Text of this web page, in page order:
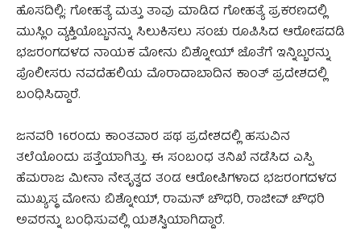
ಹೊಸದಿಲ್ಲಿ: ಗೋಹತ್ಯೆ ಮತ್ತು ತಾವು ಮಾಡಿದ ಗೋಹತ್ಯೆ ಪ್ರಕರಣದಲ್ಲಿ
ಮುಸ್ಲಿಂ ವ್ಯಕ್ತಿಯೊಬ್ಬನನ್ನು ಸಿಲುಕಿಸಲು ಸಂಚು ರೂಪಿಸಿದ ಆರೋಪದಡಿ
ಭಜರಂಗದಳದ ನಾಯಕ ಮೋನು ಬಿಶ್ನೋಯ್ ಜೊತೆಗೆ ಇನ್ನಿಬ್ಬರನ್ನು
ಪೊಲೀಸರು ನವದೆಹಲಿಯ ಮೊರಾದಾಬಾದಿನ ಕಾಂತ್ ಪ್ರದೇಶದಲ್ಲಿ
ಬಂಧಿಸಿದ್ದಾರೆ.
ಜನವರಿ 16ರಂದು ಕಾಂತವಾರ ಪಥ ಪ್ರದೇಶದಲ್ಲಿ ಹಸುವಿನ
ತಲೆಯೊಂದು ಪತ್ತೆಯಾಗಿತ್ತು. ಈ ಸಂಬಂಧ ತನಿಖೆ ನಡೆಸಿದ ಎಸ್ಪಿ
ಹೆಮರಾಜ ಮೀನಾ ನೇತೃತ್ವದ ತಂಡ ಆರೋಪಿಗಳಾದ ಭಜರಂಗದಳದ
ಮುಖ್ಯಸ್ಥ ಮೋನು ಬಿಶ್ನೋಯ್, ರಾಮನ್ ಚೌಧರಿ, ರಾಜೀವ್ ಚೌಧರಿ
ಅವರನ್ನು ಬಂಧಿಸುವಲ್ಲಿ ಯಶಸ್ವಿಯಾಗಿದ್ದಾರೆ.